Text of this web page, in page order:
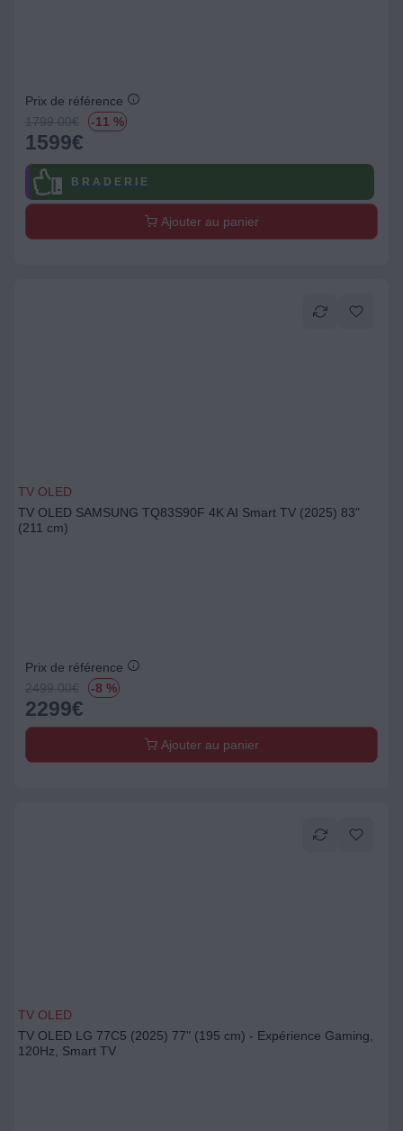
Prix de référence
1799.00€ -11 %
1599€
B R A D E R I E
Ajouter au panier
TV OLED
TV OLED SAMSUNG TQ83S90F 4K AI Smart TV (2025) 83"
(211 cm)
Prix de référence
2499.00€ -8 %
2299€
Ajouter au panier
TV OLED
TV OLED LG 77C5 (2025) 77" (195 cm) - Expérience Gaming,
120Hz, Smart TV